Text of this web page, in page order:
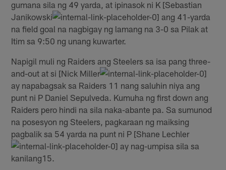
gumana sila ng 49 yarda, at ipinasok ni K [Sebastian
Janikowski
ang 41-yarda
na field goal na nagbigay ng lamang na 3-0 sa Pilak at
Itim sa 9:50 ng unang kuwarter.
Napigil muli ng Raiders ang Steelers sa isa pang three-
and-out at si [Nick Miller
ay napabagsak sa Raiders 11 nang saluhin niya ang
punt ni P Daniel Sepulveda. Kumuha ng first down ang
Raiders pero hindi na sila naka-abante pa. Sa sumunod
na posesyon ng Steelers, pagkaraan ng maiksing
pagbalik sa 54 yarda na punt ni P [Shane Lechler
ay nag-umpisa sila sa
kanilang15.